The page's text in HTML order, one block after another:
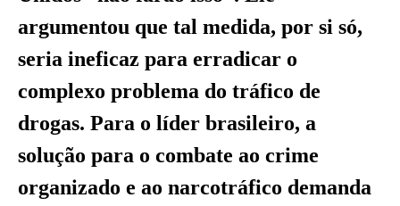
argumentou que tal medida, por si só,
seria ineficaz para erradicar o
complexo problema do tráfico de
drogas. Para o líder brasileiro, a
solução para o combate ao crime
organizado e ao narcotráfico demanda